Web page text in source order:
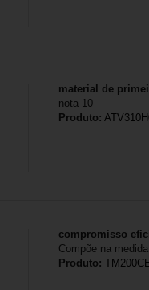
material de
nota 10
Produto:
compromisso
Compõe na
Produto: